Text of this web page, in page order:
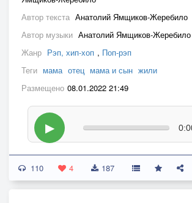
Автор текста Анатолий Ямщиков-Жеребило
Автор музыки Анатолий Ямщиков-Жеребило
Жанр Рэп, хип-хоп , Поп-рэп
Теги мама отец мама и сын жили
Размещено 08.01.2022 21:49
▶
110 4 187